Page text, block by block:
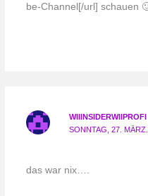
be-Channel[/url] schauen
WIIINSIDERWIIPROFI
SONNTAG, 27.
das war nix….